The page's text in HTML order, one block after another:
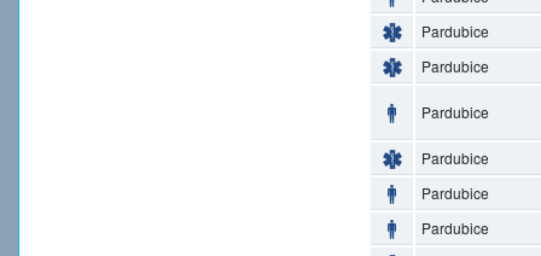
Pardubice
Pardubice
Pardubice
Pardubice
Pardubice
Pardubice